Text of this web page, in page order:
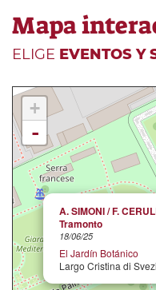
Mapa
ELIGE EVENTOS Y
A. SIMONI / F.
Tramonto
18/06/25
El Jardín Botánico
Largo Cristina di
+
-